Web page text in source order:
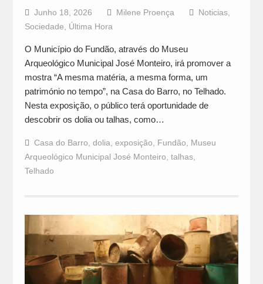
Junho 18, 2026 Milene Proença Noticias,
Sociedade
Última Hora
O Município do Fundão, através do Museu
Arqueológico Municipal José Monteiro, irá promover a
mostra “A mesma matéria, a mesma forma, um
património no tempo”, na Casa do Barro, no Telhado.
Nesta exposição, o público terá oportunidade de
descobrir os dolia ou talhas, como…
Casa do Barro dolia exposição Fundão
Museu
Arqueológico Municipal José Monteiro talhas,
Telhado